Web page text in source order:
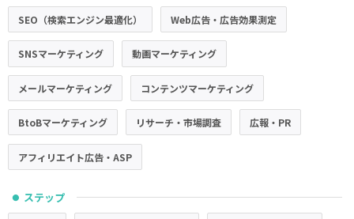
SEO（検索エンジン最適化） Web広告・広告効果測定
SNSマーケティング 動画マーケティング
メールマーケティング コンテンツマーケティング
BtoBマーケティング リサーチ・市場調査 広報・PR
アフィリエイト広告・ASP
● ステップ